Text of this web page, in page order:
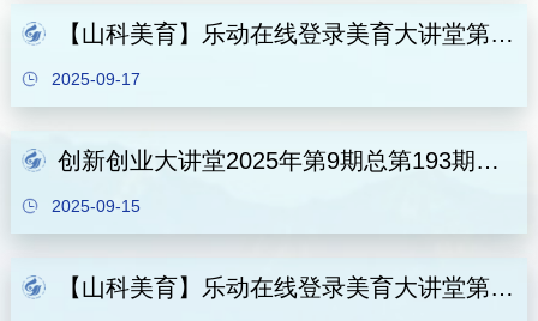
【山科美育】乐动在线登录美育大讲堂第三十九讲《当安全文化遇见美育 一场穿越千年的文明对话》
2025-09-17
创新创业大讲堂2025年第9期总第193期：五菱精益化之低成本LCI/LCIA/LCIQ理念及应用
2025-09-15
【山科美育】乐动在线登录美育大讲堂第三十八讲《让美好发生：一则公益广告如何改变我们的看法？》